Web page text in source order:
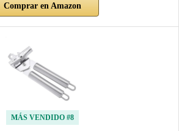
Comprar en Amazon
MÁS VENDIDO #8